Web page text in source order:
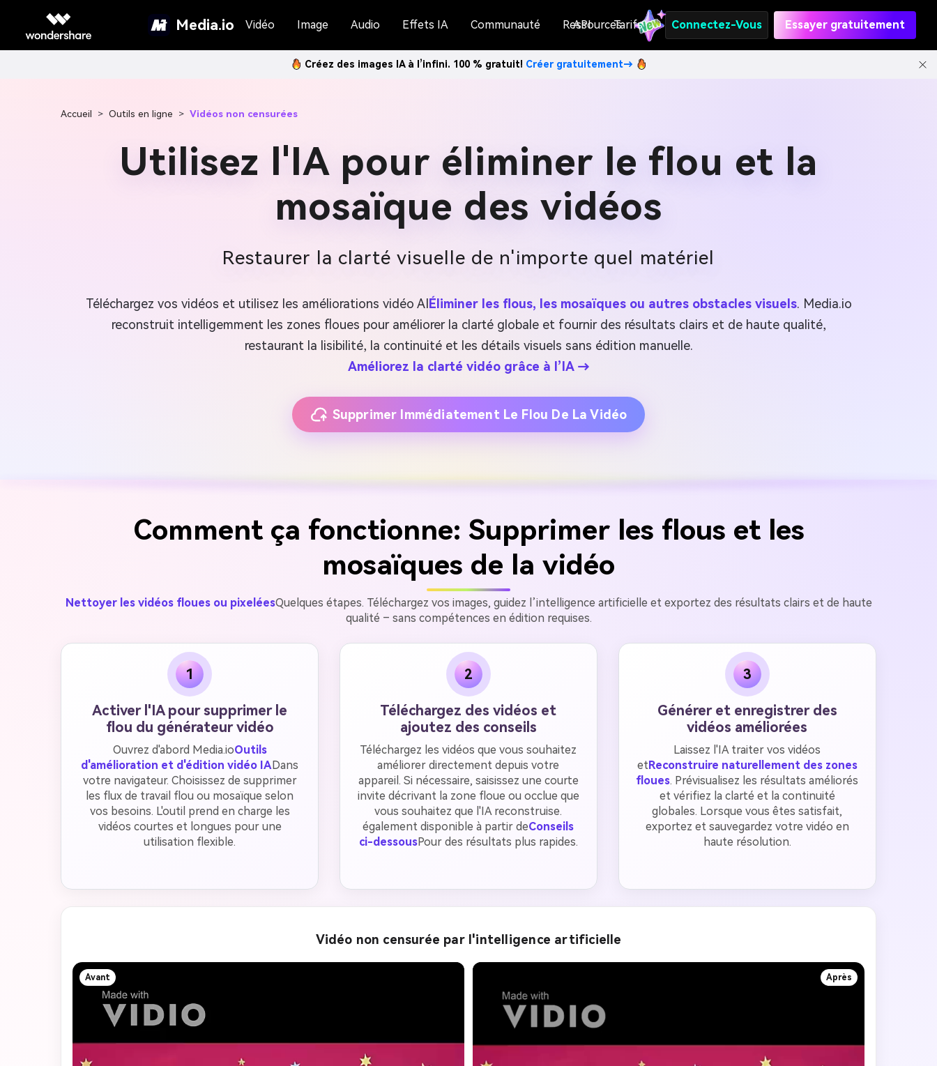
Media.io Vidéo Image Audio Effets IA Communauté Ressources
API Tarifs Connectez-Vous Essayer gratuitement
Créez des images IA à l’infini. 100 % gratuit! Créer gratuitement→
Accueil > Outils en ligne > Vidéos non censurées
Utilisez l'IA pour éliminer le flou et la
mosaïque des vidéos
Restaurer la clarté visuelle de n'importe quel matériel
Téléchargez vos vidéos et utilisez les améliorations vidéo AI Éliminer les flous, les mosaïques ou autres obstacles visuels. Media.io
reconstruit intelligemment les zones floues pour améliorer la clarté globale et fournir des résultats clairs et de haute qualité,
restaurant la lisibilité, la continuité et les détails visuels sans édition manuelle.
Améliorez la clarté vidéo grâce à l’IA →
Supprimer Immédiatement Le Flou De La Vidéo
Comment ça fonctionne: Supprimer les flous et les
mosaïques de la vidéo
Nettoyer les vidéos floues ou pixeléesQuelques étapes. Téléchargez vos images, guidez l’intelligence artificielle et exportez des résultats clairs et de haute
qualité – sans compétences en édition requises.
1
Activer l'IA pour supprimer le
flou du générateur vidéo
Ouvrez d'abord Media.ioOutils
d'amélioration et d'édition vidéo IADans
votre navigateur. Choisissez de supprimer
les flux de travail flou ou mosaïque selon
vos besoins. L'outil prend en charge les
vidéos courtes et longues pour une
utilisation flexible.
2
Téléchargez des vidéos et
ajoutez des conseils
Téléchargez les vidéos que vous souhaitez
améliorer directement depuis votre
appareil. Si nécessaire, saisissez une courte
invite décrivant la zone floue ou occlue que
vous souhaitez que l'IA reconstruise.
également disponible à partir deConseils
ci-dessousPour des résultats plus rapides.
3
Générer et enregistrer des
vidéos améliorées
Laissez l'IA traiter vos vidéos
etReconstruire naturellement des zones
floues. Prévisualisez les résultats améliorés
et vérifiez la clarté et la continuité
globales. Lorsque vous êtes satisfait,
exportez et sauvegardez votre vidéo en
haute résolution.
Vidéo non censurée par l'intelligence artificielle
Avant Après